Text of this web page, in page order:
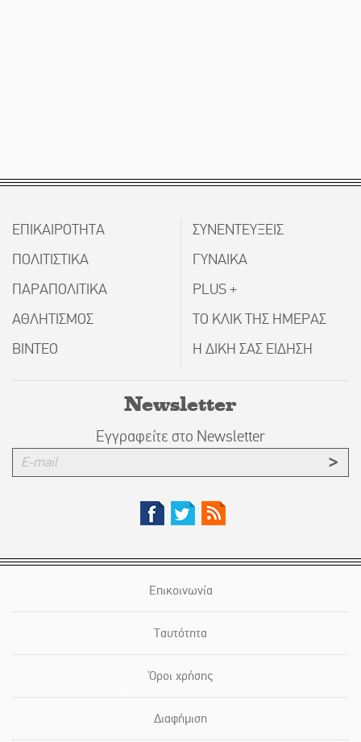
ΕΠΙΚΑΙΡΟΤΗΤΑ
ΠΟΛΙΤΙΣΤΙΚΑ
ΠΑΡΑΠΟΛΙΤΙΚΑ
ΑΘΛΗΤΙΣΜΟΣ
ΒΙΝΤΕΟ
ΣΥΝΕΝΤΕΥΞΕΙΣ
ΓΥΝΑΙΚΑ
PLUS +
ΤΟ ΚΛΙΚ ΤΗΣ ΗΜΕΡΑΣ
Η ΔΙΚΗ ΣΑΣ ΕΙΔΗΣΗ
Newsletter
Εγγραφείτε στο Newsletter
Επικοινωνία
Ταυτότητα
Όροι χρήσης
Διαφήμιση